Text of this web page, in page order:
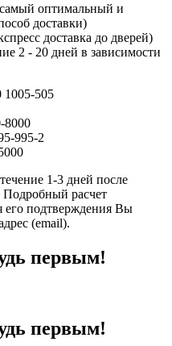
оптимальный и
доставки)
доставка до дверей)
2 - 20 дней в зависимости
505
8000
995-2
1-3 дней после
Подробный расчет
его подтверждения Вы
(email).
первым!
первым!